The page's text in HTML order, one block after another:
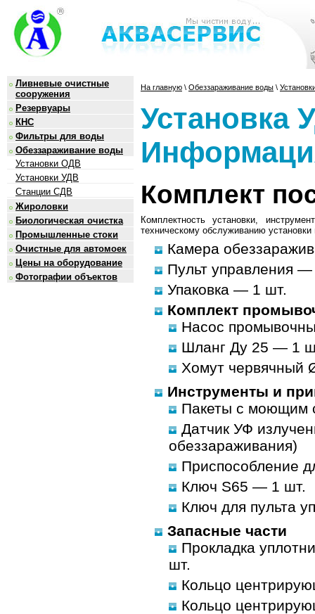
Ливневые очистные
сооружения
Резервуары
КНС
Фильтры для воды
Обеззараживание воды
Установки ОДВ
Установки УДВ
Станции СДВ
Жироловки
Биологическая очистка
Промышленные стоки
Очистные для автомоек
Цены на оборудование
Фотографии объектов
На главную \ Обеззараживание воды \
Установка
Комплект
Комплектность установки,
техническому обслуживанию
Камера
Пульт управления
Упаковка — 1 шт.
Комплект
Насос
Шланг Ду 25 — 1
Хомут червячный
Инструменты и
Пакеты с моющим
Датчик УФ
обеззараживания)
Приспособление
Ключ S65 — 1 шт.
Ключ для пульта
Запасные части
Прокладка
шт.
Кольцо
Кольцо